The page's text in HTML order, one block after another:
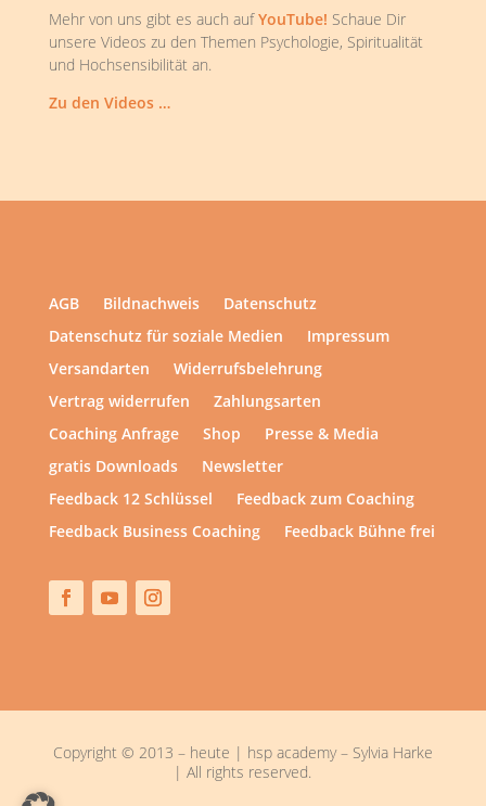
Mehr von uns gibt es auch aufYouTube! Schaue Dir
unsere Videos zu den Themen Psychologie, Spiritualität
und Hochsensibilität an.
Zu den Videos …
AGB Bildnachweis
Datenschutz
Datenschutz für soziale Medien
Impressum
Versandarten
Widerrufsbelehrung
Vertrag widerrufen
Zahlungsarten
Coaching Anfrage
Shop
Presse & Media
gratis Downloads
Newsletter
Feedback 12 Schlüssel
Feedback zum Coaching
Feedback Business Coaching
Feedback Bühne frei
Copyright © 2013 – heute | hsp academy – Sylvia Harke
| All rights reserved.